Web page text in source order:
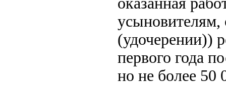
(удочерении))
первого года
но не более 50